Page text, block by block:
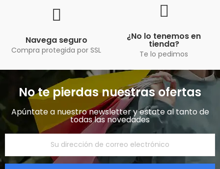
Navega seguro
Compra protegida por SSL
¿No lo tenemos en
tienda?
Te lo pedimos
No te pierdas nuestras ofertas
Apúntate a nuestro newsletter y estate al tanto de
todas las novedades​